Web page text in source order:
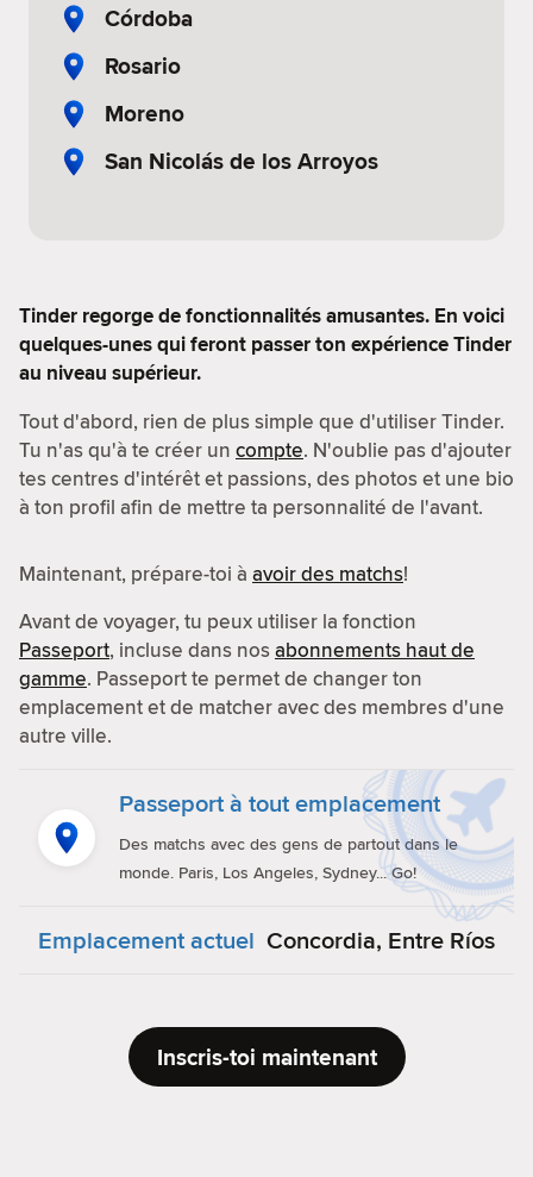
Córdoba
Rosario
Moreno
San Nicolás de los Arroyos
Tinder regorge de fonctionnalités amusantes. En voici
quelques-unes qui feront passer ton expérience Tinder
au niveau supérieur.
Tout d'abord, rien de plus simple que d'utiliser Tinder.
Tu n'as qu'à te créer un compte. N'oublie pas d'ajouter
tes centres d'intérêt et passions, des photos et une bio
à ton profil afin de mettre ta personnalité de l'avant.
Maintenant, prépare-toi à avoir des matchs!
Avant de voyager, tu peux utiliser la fonction
Passeport, incluse dans nosabonnements haut de
gamme. Passeport te permet de changer ton
emplacement et de matcher avec des membres d'une
autre ville.
Passeport à tout emplacement
Des matchs avec des gens de partout dans le
monde. Paris, Los Angeles, Sydney... Go!
Emplacement actuel Concordia, Entre Ríos
Inscris-toi maintenant